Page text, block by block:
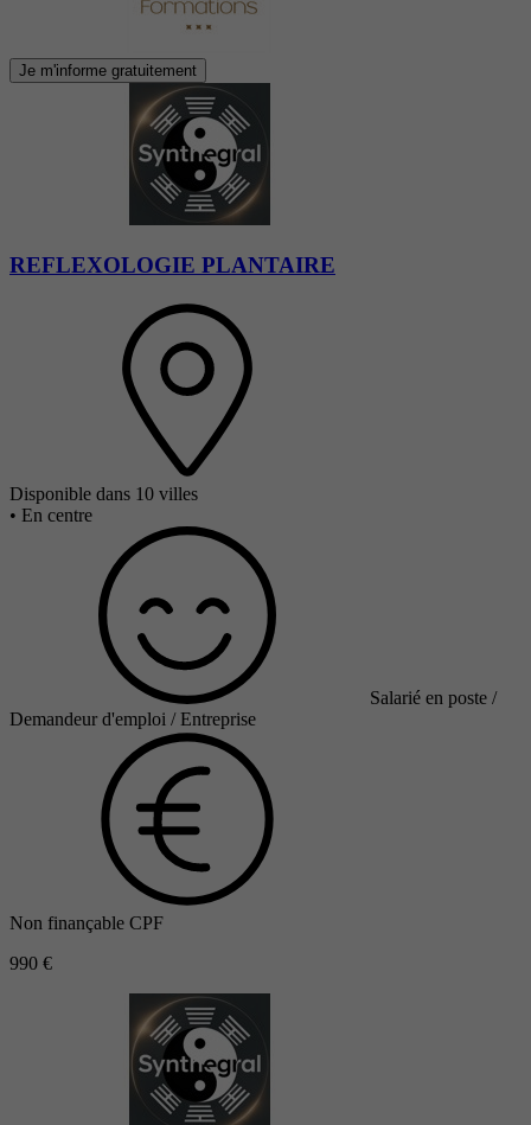
Je m'informe gratuitement
REFLEXOLOGIE PLANTAIRE
Disponible dans 10 villes
• En centre
Salarié en poste /
Demandeur d'emploi / Entreprise
Non finançable CPF
990 €